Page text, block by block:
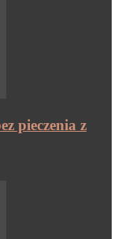
pieczenia z